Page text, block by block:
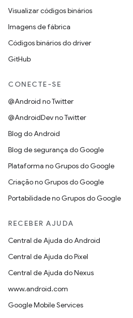
Visualizar códigos binários
Imagens de fábrica
Códigos binários do driver
GitHub
CONECTE-SE
@Android no Twitter
@AndroidDev no Twitter
Blog do Android
Blog de segurança do Google
Plataforma no Grupos do Google
Criação no Grupos do Google
Portabilidade no Grupos do Google
RECEBER AJUDA
Central de Ajuda do Android
Central de Ajuda do Pixel
Central de Ajuda do Nexus
www.android.com
Google Mobile Services